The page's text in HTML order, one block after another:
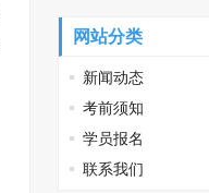
网站分类
新闻动态
考前须知
学员报名
联系我们